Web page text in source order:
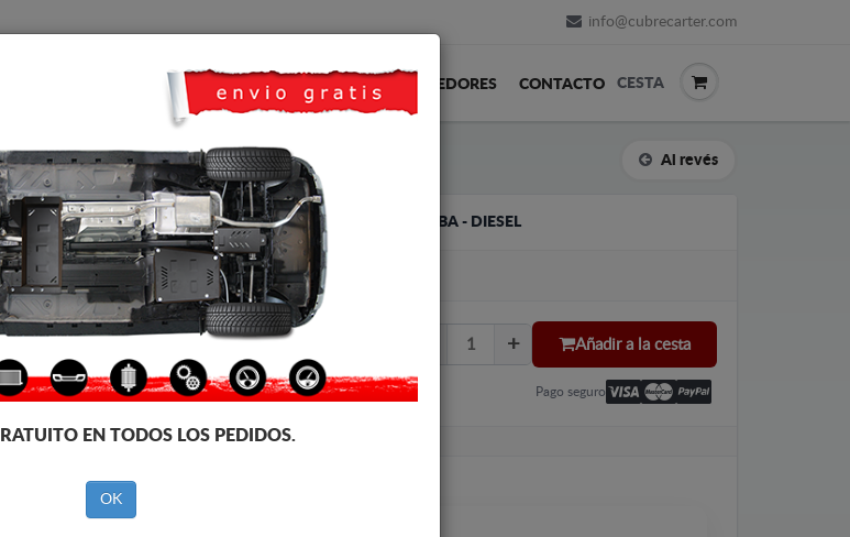
info@cubrecarter.com
TRANSPORTE FEEDBACK REVENDEDORES CONTACTO CESTA
Al revés
CUBRE CÁRTER METALICO SEAT CORDOBA - DIESEL
Código de producto: 30.148
161
IVA incl.
Añadir a la cesta
Pago seguro
EN TODOS LOS PEDIDOS.
OK